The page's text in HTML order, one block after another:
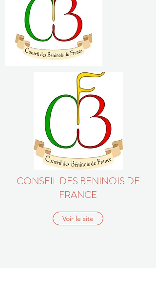
CONSEIL DES BENINOIS DE
FRANCE
Voir le site